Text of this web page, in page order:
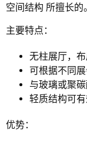
空间结构 所擅长的。
主要特点：
无柱展厅，布
可根据不同展
与玻璃或聚
轻质结构可有
优势：